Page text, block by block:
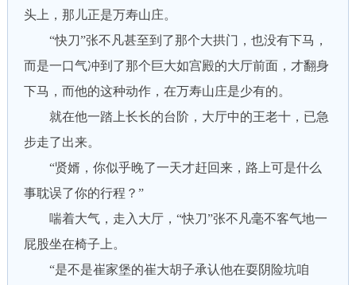
头上，那儿正是万寿山庄。
“快刀”张不凡甚至到了那个大拱门，也没有下马，
而是一口气冲到了那个巨大如宫殿的大厅前面，才翻身
下马，而他的这种动作，在万寿山庄是少有的。
就在他一踏上长长的台阶，大厅中的王老十，已急
步走了出来。
“贤婿，你似乎晚了一天才赶回来，路上可是什么
事耽误了你的行程？”
喘着大气，走入大厅，“快刀”张不凡毫不客气地一
屁股坐在椅子上。
“是不是崔家堡的崔大胡子承认他在耍阴险坑咱